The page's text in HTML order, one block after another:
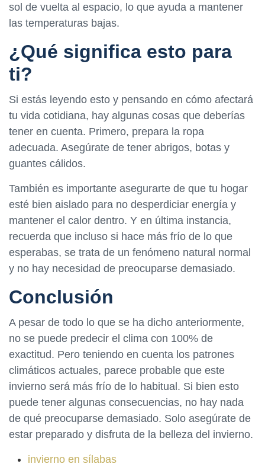
sol de vuelta al espacio, lo que ayuda a mantener
las temperaturas bajas.
¿Qué significa esto para
ti?
Si estás leyendo esto y pensando en cómo afectará
tu vida cotidiana, hay algunas cosas que deberías
tener en cuenta. Primero, prepara la ropa
adecuada. Asegúrate de tener abrigos, botas y
guantes cálidos.
También es importante asegurarte de que tu hogar
esté bien aislado para no desperdiciar energía y
mantener el calor dentro. Y en última instancia,
recuerda que incluso si hace más frío de lo que
esperabas, se trata de un fenómeno natural normal
y no hay necesidad de preocuparse demasiado.
Conclusión
A pesar de todo lo que se ha dicho anteriormente,
no se puede predecir el clima con 100% de
exactitud. Pero teniendo en cuenta los patrones
climáticos actuales, parece probable que este
invierno será más frío de lo habitual. Si bien esto
puede tener algunas consecuencias, no hay nada
de qué preocuparse demasiado. Solo asegúrate de
estar preparado y disfruta de la belleza del invierno.
invierno en sílabas